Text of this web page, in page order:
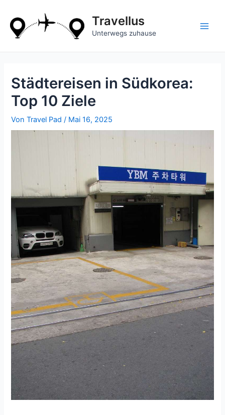
Inhalt
springen
Travellus
Unterwegs zuhause
Städtereisen in Südkorea:
Top 10 Ziele
VonTravel Pad/ Mai 16, 2025